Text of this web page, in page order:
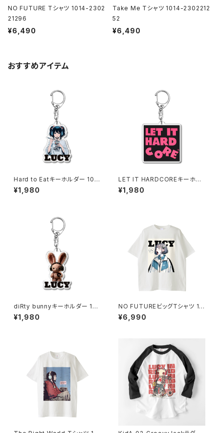
NO FUTURE Tシャツ 1014-2302
21296
¥6,490
Take Me Tシャツ 1014-2302212
52
¥6,490
おすすめアイテム
Hard to Eatキーホルダー 101
7-240218017
¥1,980
LET IT HARDCOREキーホル
ダー 1020-241126115
¥1,980
diRty bunnyキーホルダー 101
7-240218009
¥1,980
NO FUTUREビッグTシャツ 10
14-230221072
¥6,990